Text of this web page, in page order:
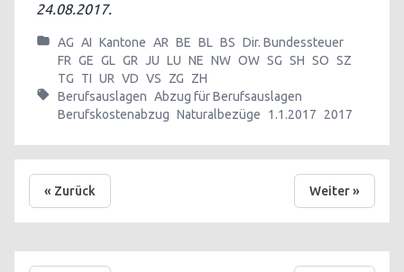
24.08.2017.
AG AI Kantone AR BE BL BS Dir. Bundessteuer
FR GE GL GR JU LU NE NW OW SG SH SO SZ
TG
TI UR VD VS ZG
ZH
Berufsauslagen Abzug für Berufsauslagen
Berufskostenabzug Naturalbezüge 1.1.2017 2017
« Zurück Weiter »